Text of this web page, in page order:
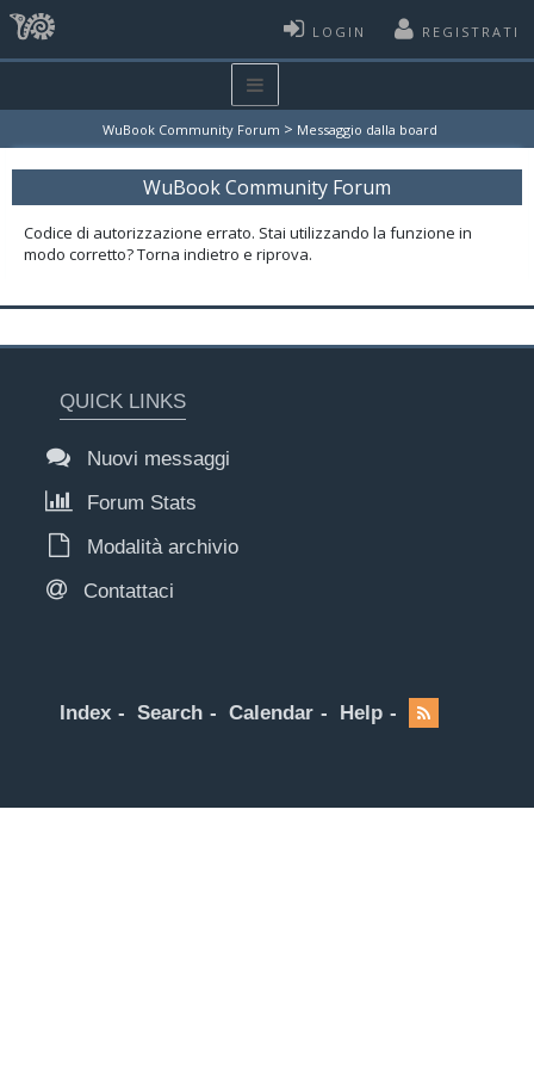
LOGIN REGISTRATI
WuBook Community Forum > Messaggio dalla board
WuBook Community Forum
Codice di autorizzazione errato. Stai utilizzando la funzione in
modo corretto? Torna indietro e riprova.
QUICK LINKS
Nuovi messaggi
Forum Stats
Modalità archivio
Contattaci
Index Search Calendar Help